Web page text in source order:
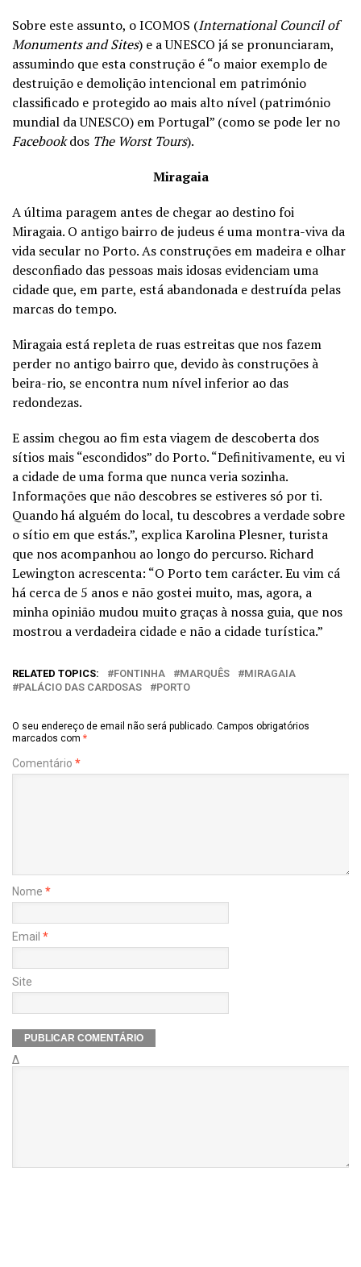
Sobre este assunto, o ICOMOS (International Council of
Monuments and Sites) e a UNESCO já se pronunciaram,
assumindo que esta construção é “o maior exemplo de
destruição e demolição intencional em património
classificado e protegido ao mais alto nível (património
mundial da UNESCO) em Portugal” (como se pode ler no
Facebookdos The Worst Tours).
Miragaia
A última paragem antes de chegar ao destino foi
Miragaia. O antigo bairro de judeus é uma montra-viva da
vida secular no Porto. As construções em madeira e olhar
desconfiado das pessoas mais idosas evidenciam uma
cidade que, em parte, está abandonada e destruída pelas
marcas do tempo.
Miragaia está repleta de ruas estreitas que nos fazem
perder no antigo bairro que, devido às construções à
beira-rio, se encontra num nível inferior ao das
redondezas.
E assim chegou ao fim esta viagem de descoberta dos
sítios mais “escondidos” do Porto. “Definitivamente, eu vi
a cidade de uma forma que nunca veria sozinha.
Informações que não descobres se estiveres só por ti.
Quando há alguém do local, tu descobres a verdade sobre
o sítio em que estás.”, explica Karolina Plesner, turista
que nos acompanhou ao longo do percurso. Richard
Lewington acrescenta: “O Porto tem carácter. Eu vim cá
há cerca de 5 anos e não gostei muito, mas, agora, a
minha opinião mudou muito graças à nossa guia, que nos
mostrou a verdadeira cidade e não a cidade turística.”
RELATED TOPICS: FONTINHA MARQUÊS
MIRAGAIA
PALÁCIO DAS CARDOSAS
PORTO
O seu endereço de email não será publicado. Campos obrigatórios
marcados com *
Comentário *
Nome *
Email *
Site
Δ